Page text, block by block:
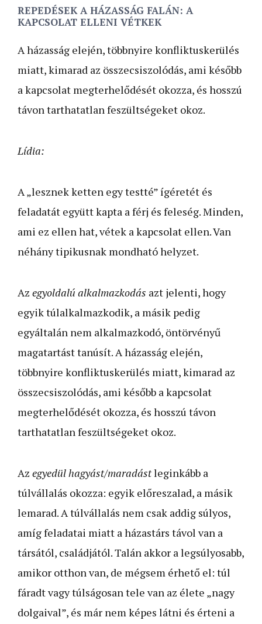
REPEDÉSEK A HÁZASSÁG FALÁN: A
KAPCSOLAT ELLENI VÉTKEK
A házasság elején, többnyire konfliktuskerülés
miatt, kimarad az összecsiszolódás, ami később
a kapcsolat megterhelődését okozza, és hosszú
távon tarthatatlan feszültségeket okoz.
Lídia:
A „lesznek ketten egy testté” ígéretét és
feladatát együtt kapta a férj és feleség. Minden,
ami ez ellen hat, vétek a kapcsolat ellen. Van
néhány tipikusnak mondható helyzet.
Az egyoldalú alkalmazkodás azt jelenti, hogy
egyik túlalkalmazkodik, a másik pedig
egyáltalán nem alkalmazkodó, öntörvényű
magatartást tanúsít. A házasság elején,
többnyire konfliktuskerülés miatt, kimarad az
összecsiszolódás, ami később a kapcsolat
megterhelődését okozza, és hosszú távon
tarthatatlan feszültségeket okoz.
Az egyedül hagyást/maradástleginkább a
túlvállalás okozza: egyik előreszalad, a másik
lemarad. A túlvállalás nem csak addig súlyos,
amíg feladatai miatt a házastárs távol van a
társától, családjától. Talán akkor a legsúlyosabb,
amikor otthon van, de mégsem érhető el: túl
fáradt vagy túlságosan tele van az élete „nagy
dolgaival”, és már nem képes látni és érteni a